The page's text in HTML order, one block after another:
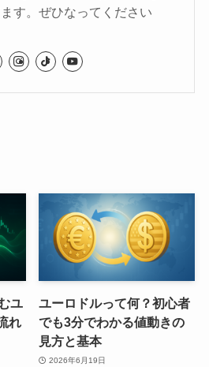
す。ぜひなってください
ユ
れ
ユーロドルって何？初心者
でも3分でわかる値動きの
見方と基本
2026年6月19日